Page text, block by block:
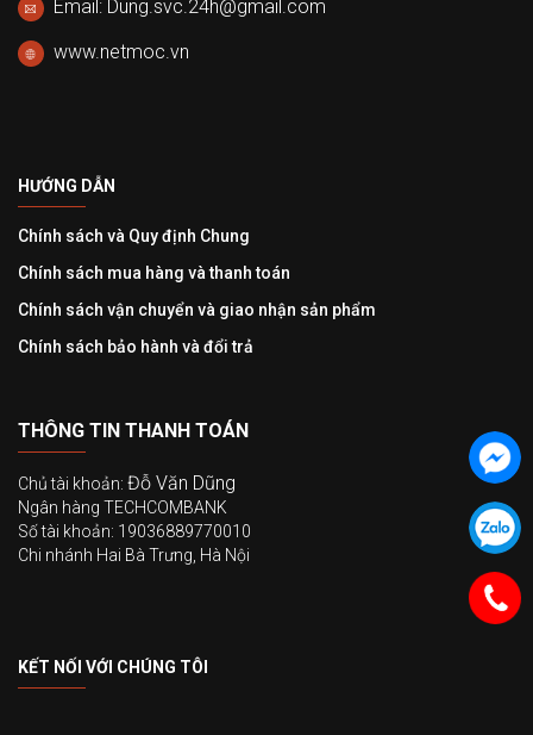
Email: Dung.svc.24h@gmail.com
www.netmoc.vn
HƯỚNG DẪN
Chính sách và Quy định Chung
Chính sách mua hàng và thanh toán
Chính sách vận chuyển và giao nhận sản phẩm
Chính sách bảo hành và đổi trả
THÔNG TIN THANH TOÁN
Chủ tài khoản: Đỗ Văn Dũng
Ngân hàng TECHCOMBANK
Số tài khoản: 19036889770010
Chi nhánh Hai Bà Trưng, Hà Nội
KẾT NỐI VỚI CHÚNG TÔI